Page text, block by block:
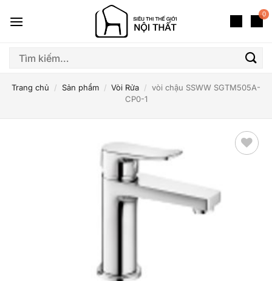
qua
dung
0
Tìm
Trang chủ / Sản phẩm / Vòi Rửa / vòi chậu SSWW SGTM505A-
CP0-1